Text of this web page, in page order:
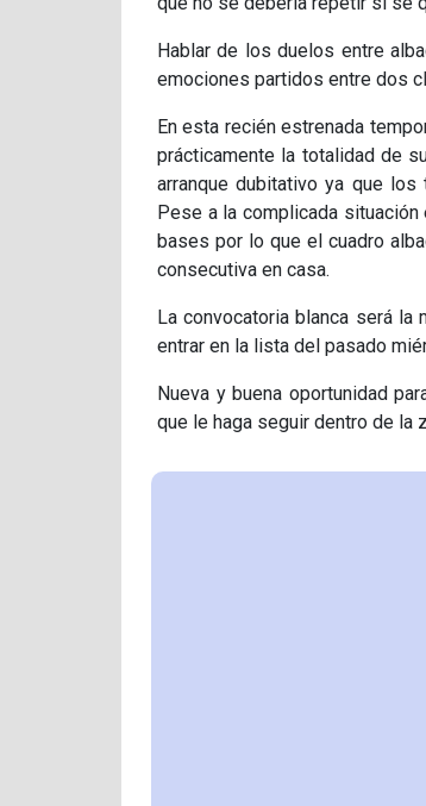
Hablar de los duelos entre
emociones partidos entre dos
En esta recién estrenada
prácticamente la totalidad de
arranque dubitativo ya que
Pese a la complicada
bases por lo que el cuadro
consecutiva en casa.
La convocatoria blanca será
entrar en la lista del pasado
Nueva y buena oportunidad
que le haga seguir dentro de la